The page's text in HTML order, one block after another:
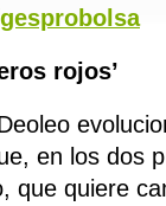
rojos’
en los dos
que quiere